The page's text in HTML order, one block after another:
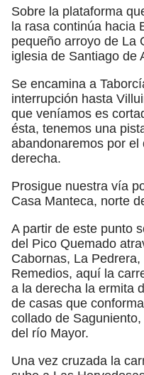
Sobre la plataforma
la rasa continúa hacia
pequeño arroyo de La
iglesia de Santiago de
Se encamina a
interrupción hasta
que veníamos es
ésta, tenemos una
abandonaremos por
derecha.
Prosigue nuestra vía
Casa Manteca, norte
A partir de este punto
del Pico Quemado
Cabornas, La
Remedios, aquí la
a la derecha la ermita
de casas que
collado de
del río Mayor.
Una vez cruzada la